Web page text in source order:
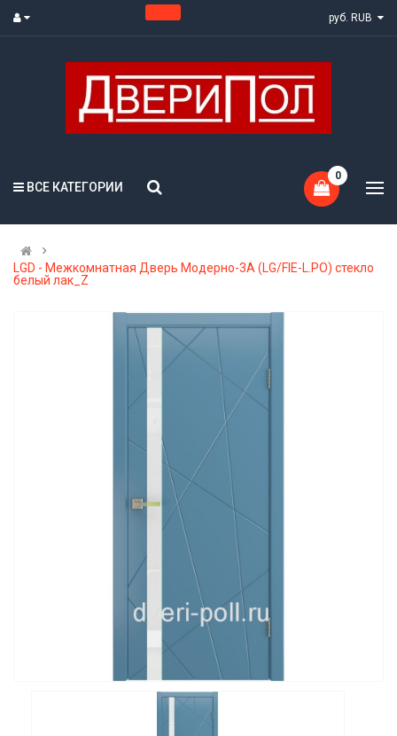
ВСЕ КАТЕГОРИИ
0
LGD - Межкомнатная Дверь Модерно-3А (LG/FIE-L.PO) стекло
белый лак_Z